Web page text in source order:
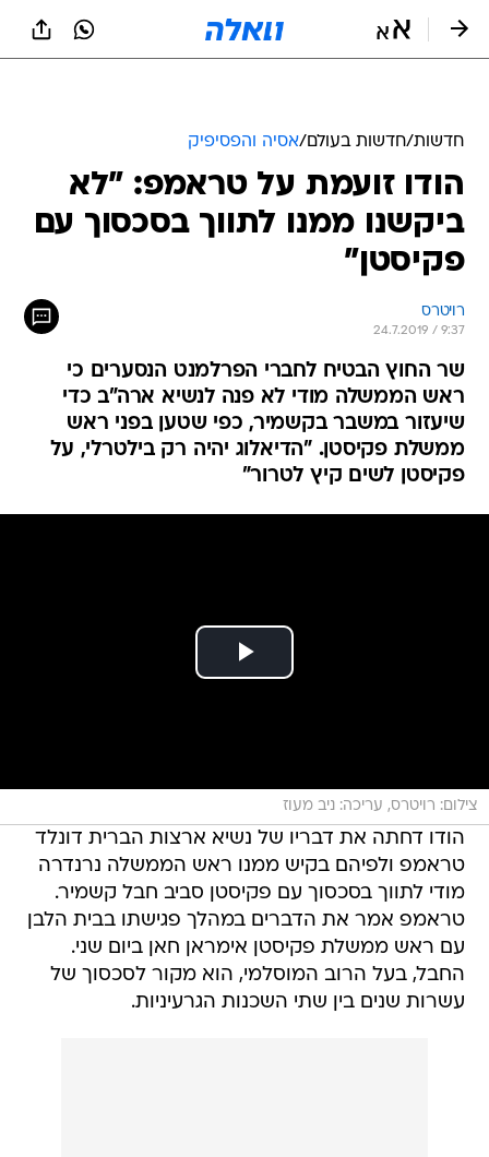
חדשות/חדשות בעולם/אסיה והפסיפיק
הודו זועמת על טראמפ: "לא
ביקשנו ממנו לתווך בסכסוך עם
פקיסטן"
רויטרס
24.7.2019 / 9:37
שר החוץ הבטיח לחברי הפרלמנט הנסערים כי
ראש הממשלה מודי לא פנה לנשיא ארה"ב כדי
שיעזור במשבר בקשמיר, כפי שטען בפני ראש
ממשלת פקיסטן. "הדיאלוג יהיה רק בילטרלי, על
פקיסטן לשים קיץ לטרור"
צילום: רויטרס, עריכה: ניב מעוז
הודו דחתה את דבריו של נשיא ארצות הברית דונלד
טראמפ ולפיהם בקיש ממנו ראש הממשלה נרנדרה
מודי לתווך בסכסוך עם פקיסטן סביב חבל קשמיר.
טראמפ אמר את הדברים במהלך פגישתו בבית הלבן
עם ראש ממשלת פקיסטן אימראן חאן ביום שני.
החבל, בעל הרוב המוסלמי, הוא מקור לסכסוך של
עשרות שנים בין שתי השכנות הגרעיניות.